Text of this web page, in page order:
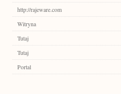
http://rajeware.com
Witryna
Tutaj
Tutaj
Portal